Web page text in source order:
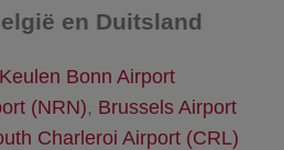
en Duitsland
Keulen Bonn Airport
(NRN), Brussels Airport
Charleroi Airport (CRL)